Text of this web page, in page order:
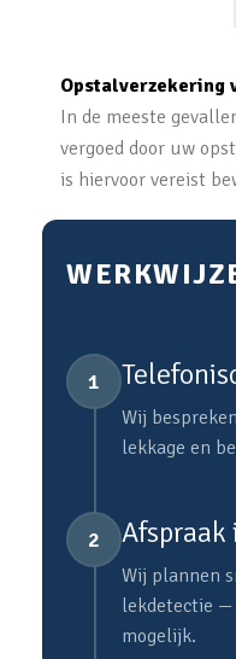
Opstalverzekering
In de meeste
vergoed door uw
is hiervoor vereist
1
Wij
lekkage en
2
Wij plannen
lekdetectie —
mogelijk.